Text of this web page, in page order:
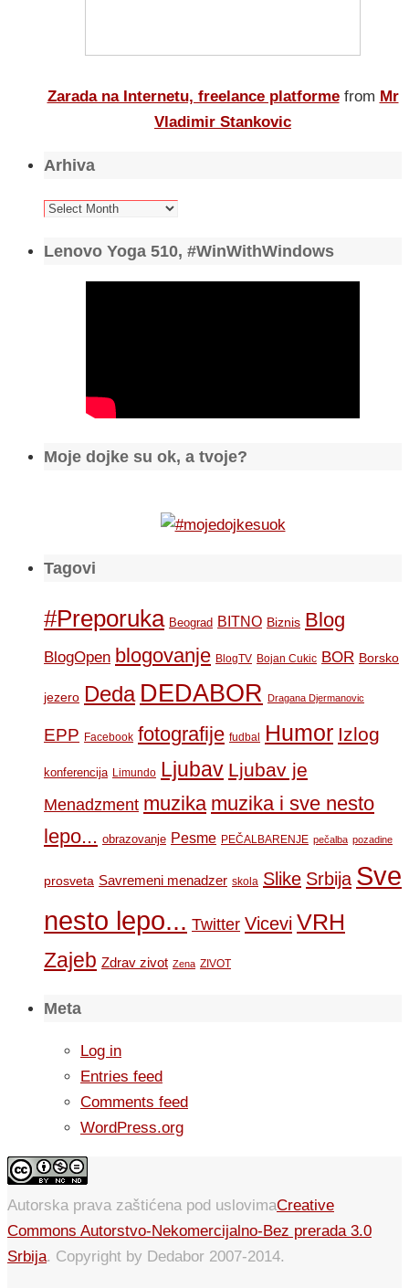
Zarada na Internetu, freelance platforme from Mr
Vladimir Stankovic
Arhiva
Arhiva
Lenovo Yoga 510, #WinWithWindows
Moje dojke su ok, a tvoje?
Tagovi
#Preporuka Beograd BITNO Biznis Blog
BlogOpen blogovanje BlogTV Bojan Cukic BOR Borsko
jezero Deda DEDABOR Dragana Djermanovic
EPP Facebook fotografije fudbal Humor Izlog
konferencija Limundo Ljubav Ljubav je
Menadzment muzika muzika i sve nesto
lepo... obrazovanje Pesme PEČALBARENJE pečalba pozadine
prosveta Savremeni menadzer skola Slike Srbija Sve
nesto lepo... Twitter Vicevi VRH
Zajeb Zdrav zivot Zena ZIVOT
Meta
Log in
Entries feed
Comments feed
WordPress.org
Autorska prava zaštićena pod uslovimaCreative
Commons Autorstvo-Nekomercijalno-Bez prerada 3.0
Srbija. Copyright by Dedabor 2007-2014.